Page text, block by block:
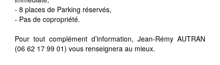
- 8 places de Parking réservés,
- Pas de copropriété.
Pour tout complément d’information, Jean-Rémy AUTRAN
(06 62 17 99 01) vous renseignera au mieux.